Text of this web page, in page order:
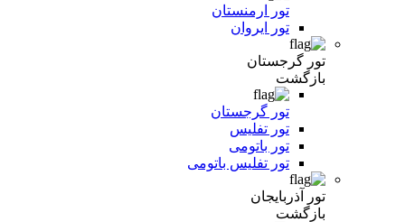
تور ارمنستان
تور ایروان
تور گرجستان
بازگشت
تور گرجستان
تور تفلیس
تور باتومی
تور تفلیس باتومی
تور آذربایجان
بازگشت